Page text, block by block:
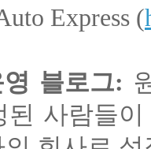
Express (
블로그:
된 사람들